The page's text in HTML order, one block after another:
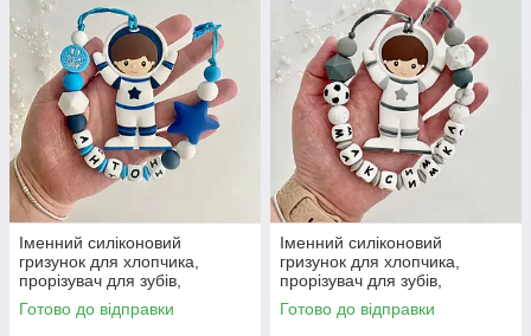
Іменний силіконовий
гризунок для хлопчика,
прорізувач для зубів,
Космонавт (темно-синій)
Готово до відправки
Іменний силіконовий
гризунок для хлопчика,
прорізувач для зубів,
Космонавт (світло-сірий)
Готово до відправки